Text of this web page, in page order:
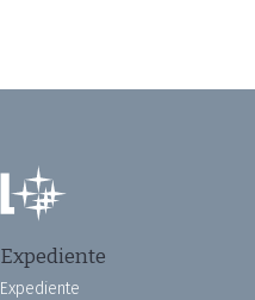
Expediente
Expediente